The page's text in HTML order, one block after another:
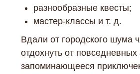
разнообразные квесты;
мастер-классы и т. д.
Вдали от городского шума
отдохнуть от
запоминающееся